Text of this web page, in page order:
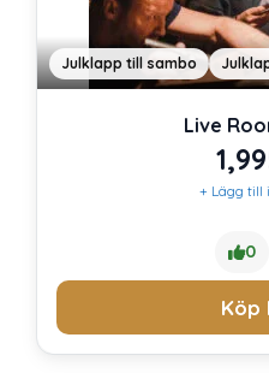
Julklapp till sambo
Live
+ Lägg till
0
Köp